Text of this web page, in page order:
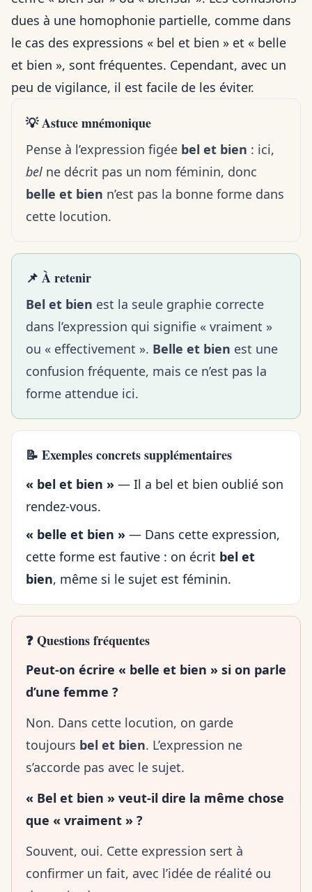
dues à une homophonie partielle, comme dans
le cas des expressions « bel et bien » et « belle
et bien », sont fréquentes. Cependant, avec un
peu de vigilance, il est facile de les éviter.
💡 Astuce mnémonique
Pense à l’expression figée bel et bien : ici,
bel ne décrit pas un nom féminin, donc
belle et bien n’est pas la bonne forme dans
cette locution.
📌 À retenir
Bel et bien est la seule graphie correcte
dans l’expression qui signifie « vraiment »
ou « effectivement ». Belle et bien est une
confusion fréquente, mais ce n’est pas la
forme attendue ici.
📝 Exemples concrets supplémentaires
« bel et bien » — Il a bel et bien oublié son
rendez-vous.
« belle et bien » — Dans cette expression,
cette forme est fautive : on écrit bel et
bien, même si le sujet est féminin.
❓ Questions fréquentes
Peut-on écrire « belle et bien » si on parle
d’une femme ?
Non. Dans cette locution, on garde
toujours bel et bien. L’expression ne
s’accorde pas avec le sujet.
« Bel et bien » veut-il dire la même chose
que « vraiment » ?
Souvent, oui. Cette expression sert à
confirmer un fait, avec l’idée de réalité ou